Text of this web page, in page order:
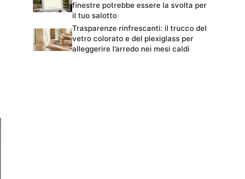
finestre potrebbe essere la svolta per
il tuo salotto
Trasparenze rinfrescanti: il trucco del
vetro colorato e del plexiglass per
alleggerire l’arredo nei mesi caldi